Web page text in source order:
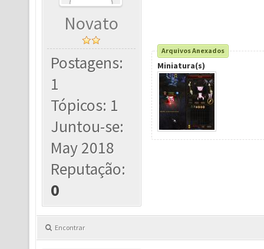
Novato
Postagens:
1
Tópicos: 1
Juntou-se:
May 2018
Reputação:
0
Arquivos Anexados
Miniatura(s)
Encontrar